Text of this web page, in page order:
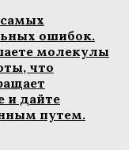
самых
ошибок.
молекулы
что
и дайте
путем.